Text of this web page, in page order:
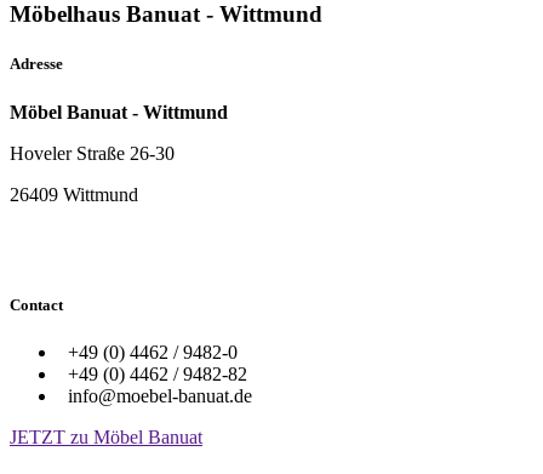
Möbelhaus Banuat - Wittmund
Adresse
Möbel Banuat - Wittmund
Hoveler Straße 26-30
26409 Wittmund
Contact
+49 (0) 4462 / 9482-0
+49 (0) 4462 / 9482-82
info@moebel-banuat.de
JETZT zu Möbel Banuat